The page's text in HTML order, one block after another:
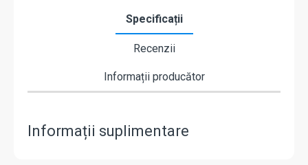
Specificații
Recenzii
Informații producător
Informații suplimentare